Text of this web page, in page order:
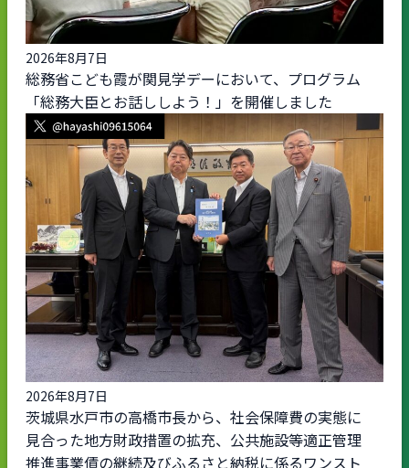
2026年8月7日
総務省こども霞が関見学デーにおいて、プログラム
「総務大臣とお話ししよう！」を開催しました
2026年8月7日
茨城県水戸市の高橋市長から、社会保障費の実態に
見合った地方財政措置の拡充、公共施設等適正管理
推進事業債の継続及びふるさと納税に係るワンスト